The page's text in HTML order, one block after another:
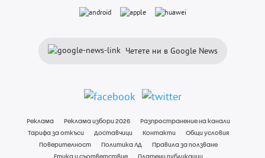
Четете ни в Google News
Реклама Реклама избори 2026
Разпространение на канали
Тарифа за откъси
Доставчици Контакти
Общи условия
Поверителност
Политика ЛД
Правила за ползване
Етика и съответствие
Платени публикации